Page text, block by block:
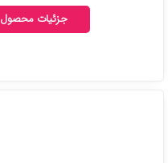
جزئیات محصول